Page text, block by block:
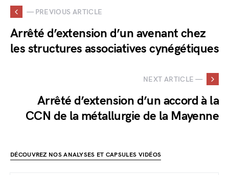
— PREVIOUS ARTICLE
Arrêté d’extension d’un avenant chez
les structures associatives cynégétiques
NEXT ARTICLE —
Arrêté d’extension d’un accord à la
CCN de la métallurgie de la Mayenne
DÉCOUVREZ NOS ANALYSES ET CAPSULES VIDÉOS